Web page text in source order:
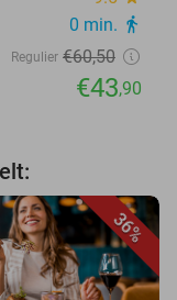
0 min. directions_walk
Regulier €60,50
€43,90
36%